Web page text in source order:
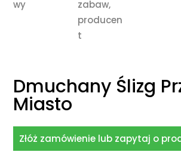
Dmuchany Ślizg
Miasto
Złóż zamówienie lub zapytaj o